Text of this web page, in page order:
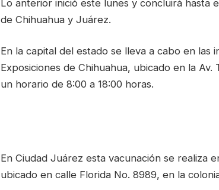
Lo anterior inició este lunes y concluirá hasta
de Chihuahua y Juárez.
En la capital del estado se lleva a cabo en las
Exposiciones de Chihuahua, ubicado en la
un horario de 8:00 a 18:00 horas.
En Ciudad Juárez esta vacunación se realiza
ubicado en calle Florida No. 8989, en la